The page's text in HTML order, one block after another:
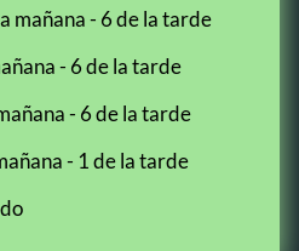
mañana - 6 de la tarde
- 6 de la tarde
- 6 de la tarde
- 1 de la tarde